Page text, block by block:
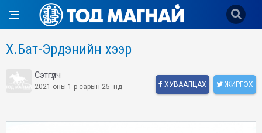
Х.Бат-Эрдэнийн хээр
Сэтгүүлч
2021 оны 1-р сарын 25 -нд ХУВААЛЦАХ ЖИРГЭХ